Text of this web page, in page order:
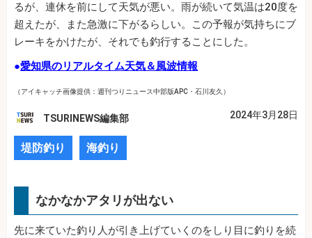
るが、連休を前にして天気が悪い。雨が続いて気温は20度を
超えたが、また急激に下がるらしい。この予報が気持ちにブ
レーキをかけたが、それでも釣行することにした。
●愛知県のリアルタイム天気＆風波情報
（アイキャッチ画像提供：週刊つりニュース中部版APC・石川友久）
TSURINEWS編集部 2024年3月28日
堤防釣り 海釣り
なかなかアタリが出ない
先に来ていた釣り人が引き上げていくのをしり目に釣りを続